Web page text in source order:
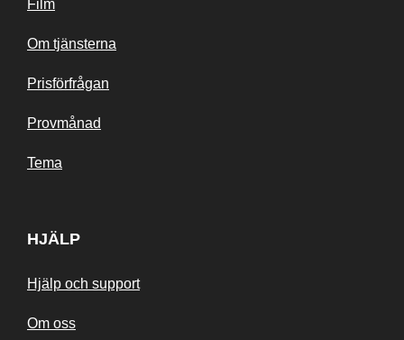
Film
Om tjänsterna
Prisförfrågan
Provmånad
Tema
HJÄLP
Hjälp och support
Om oss